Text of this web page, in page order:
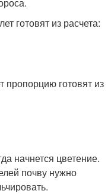
готовят из расчета:
пропорцию готовят из
начнется цветение.
почву нужно